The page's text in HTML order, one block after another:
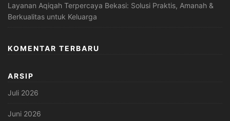
Layanan Aqiqah Terpercaya Bekasi: Solusi Praktis, Amanah &
Berkualitas untuk Keluarga
KOMENTAR TERBARU
ARSIP
Juli 2026
Juni 2026